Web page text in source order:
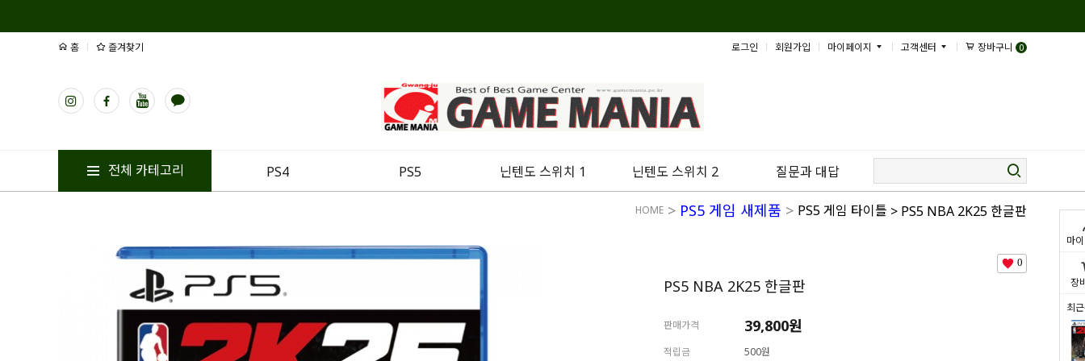
마
장
최
홈 즐겨찾기 로그인 회원가입 마이페이지 고객센터 장바구니 0
전체 카테고리 PS4 PS5 닌텐도 스위치 1 닌텐도 스위치 2 질문과 대답
HOME > PS5 게임 새제품 > PS5 게임 타이틀 > PS5 NBA 2K25 한글판
0
PS5 NBA 2K25 한글판
판매가격 39,800원
적립금 500원